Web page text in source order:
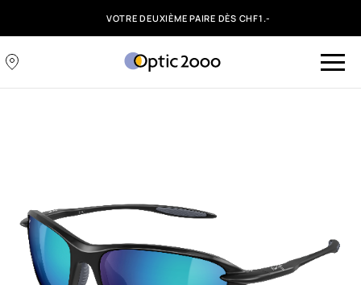
VOTRE DEUXIÈME PAIRE DÈS CHF1.-